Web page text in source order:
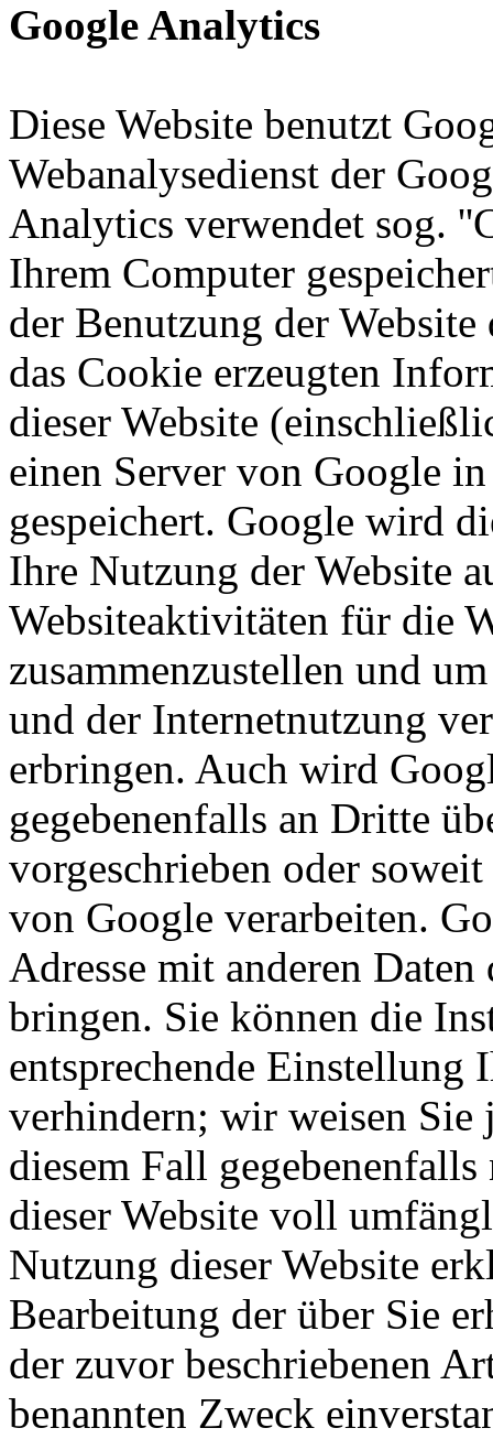
Google Analytics
Diese Website benutzt
Webanalysedienst der
Analytics verwendet sog.
Ihrem Computer
der Benutzung der
das Cookie erzeugten
dieser Website
einen Server von Google
gespeichert. Google wird
Ihre Nutzung der Website
Websiteaktivitäten für die
zusammenzustellen und
und der Internetnutzung
erbringen. Auch wird
gegebenenfalls an Dritte
vorgeschrieben oder
von Google verarbeiten.
Adresse mit anderen
bringen. Sie können die
entsprechende Einstellung
verhindern; wir weisen Sie
diesem Fall
dieser Website voll
Nutzung dieser Website
Bearbeitung der über Sie
der zuvor beschriebenen
benannten Zweck